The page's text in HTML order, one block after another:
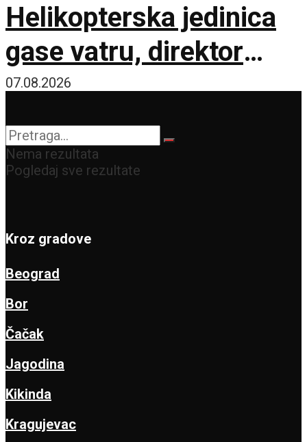
Helikopterska jedinica
gase vatru, direktor
policije obišao požarište
07.08.2026
Nema rezultata
Pogledaj sve rezultate
Kroz gradove
Beograd
Bor
Čačak
Jagodina
Kikinda
Kragujevac